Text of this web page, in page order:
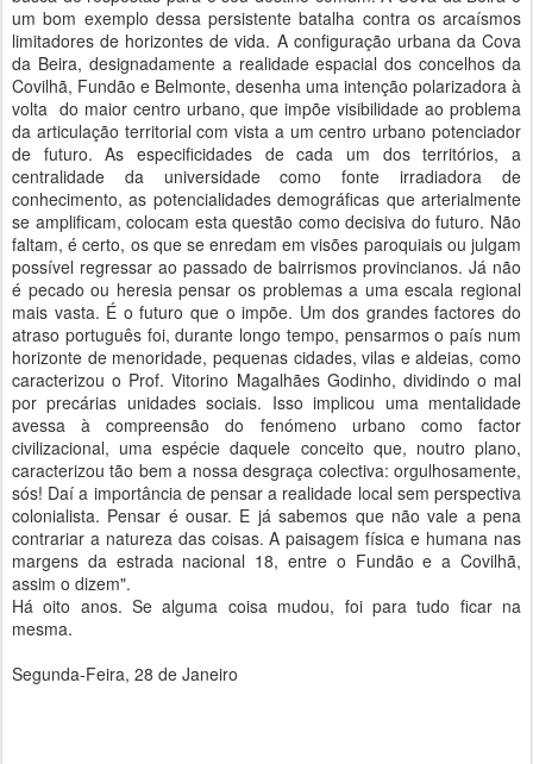
um bom exemplo dessa persistente batalha contra os arcaísmos
limitadores de horizontes de vida. A configuração urbana da Cova
da Beira, designadamente a realidade espacial dos concelhos da
Covilhã, Fundão e Belmonte, desenha uma intenção polarizadora à
volta do maior centro urbano, que impõe visibilidade ao problema
da articulação territorial com vista a um centro urbano potenciador
de futuro. As especificidades de cada um dos territórios, a
centralidade da universidade como fonte irradiadora de
conhecimento, as potencialidades demográficas que arterialmente
se amplificam, colocam esta questão como decisiva do futuro. Não
faltam, é certo, os que se enredam em visões paroquiais ou julgam
possível regressar ao passado de bairrismos provincianos. Já não
é pecado ou heresia pensar os problemas a uma escala regional
mais vasta. É o futuro que o impõe. Um dos grandes factores do
atraso português foi, durante longo tempo, pensarmos o país num
horizonte de menoridade, pequenas cidades, vilas e aldeias, como
caracterizou o Prof. Vitorino Magalhães Godinho, dividindo o mal
por precárias unidades sociais. Isso implicou uma mentalidade
avessa à compreensão do fenómeno urbano como factor
civilizacional, uma espécie daquele conceito que, noutro plano,
caracterizou tão bem a nossa desgraça colectiva: orgulhosamente,
sós! Daí a importância de pensar a realidade local sem perspectiva
colonialista. Pensar é ousar. E já sabemos que não vale a pena
contrariar a natureza das coisas. A paisagem física e humana nas
margens da estrada nacional 18, entre o Fundão e a Covilhã,
assim o dizem".
Há oito anos. Se alguma coisa mudou, foi para tudo ficar na
mesma.
Segunda-Feira, 28 de Janeiro